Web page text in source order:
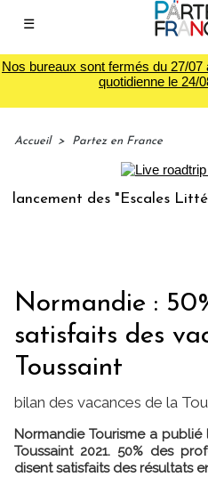
☰
Nos bureaux sont fermés du 27/
quotidienne le 24/
Accueil > Partez en France
des "Escales
Normandie :
satisfaits des
Toussaint
bilan des vacances de la
Normandie Tourisme a
Toussaint 2021. 50% des
disent satisfaits des résultats